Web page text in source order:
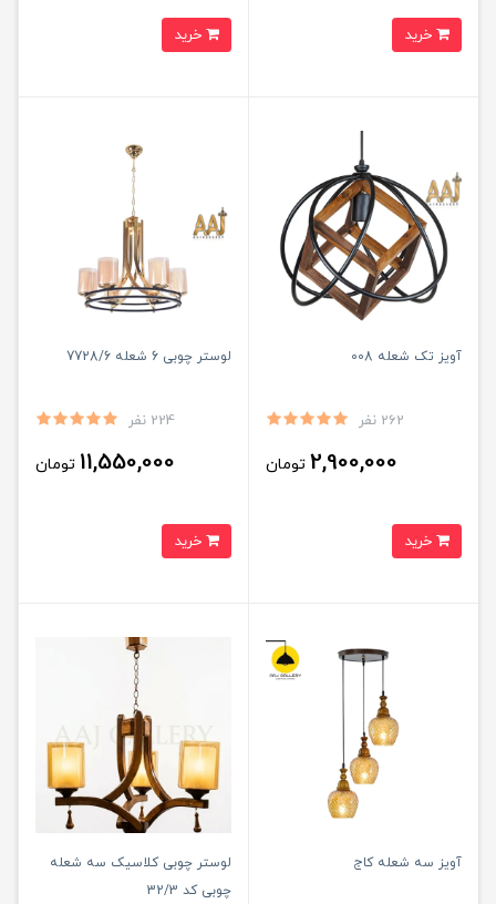
آویز تک شعله 008
262 نفر
2,900,000 تومان
لوستر چوبی 6 شعله 7728/6
224 نفر
11,550,000 تومان
آویز سه شعله کاج
لوستر چوبی کلاسیک سه شعله
چوبی کد 32/3